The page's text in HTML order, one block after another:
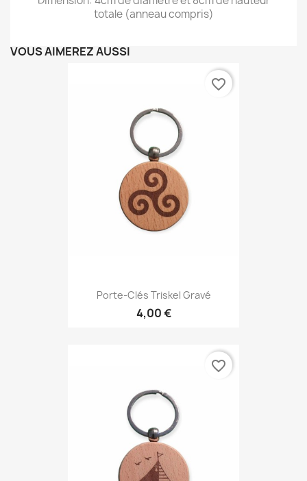
totale (anneau compris)
VOUS AIMEREZ AUSSI
Porte-Clés Triskel Gravé
4,00 €
favorite_border
favorite_border